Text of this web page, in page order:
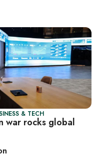
& TECH
war rocks global